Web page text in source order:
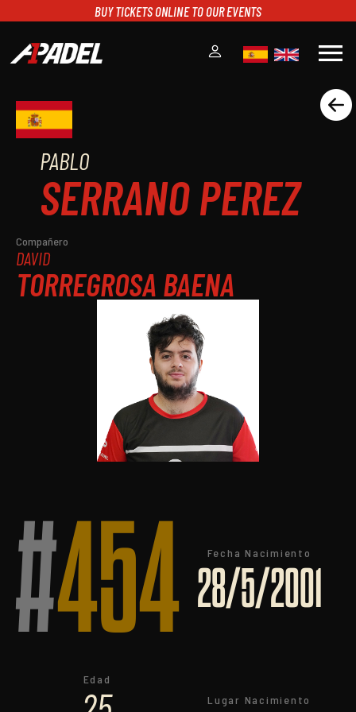
BUY TICKETS ONLINE TO OUR EVENTS
menu
NOTICIAS
MULTIMEDIA
PABLO
SERRANO PEREZ
Compañero
DAVID
TORREGROSA BAENA
#454 Fecha Nacimiento
28/5/2001
Edad
Lugar Nacimiento